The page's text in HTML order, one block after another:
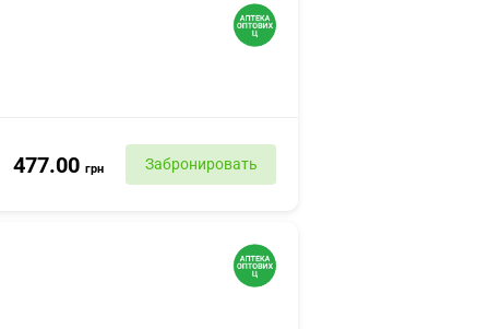
477.00 грн Забронировать